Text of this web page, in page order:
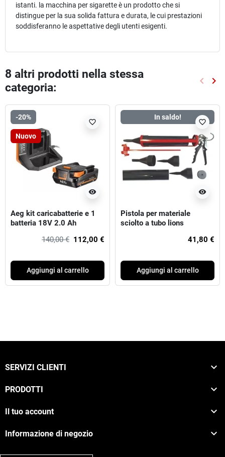
istanti. la macchina per sigarette è un prodotto che si
distingue per la sua solida fattura e durata, le cui prestazioni
soddisferanno le aspettative degli utenti esigenti.
8 altri prodotti nella stessa
categoria:
keyboard_arrow_left keyboard_arrow_right
-20%
Nuovo
visibility
favorite_border
Aeg kit caricabatterie e 1
batteria 18V 2.0 Ah
140,00 € 112,00 €
Aggiungi al carrello
In saldo!
visibility
favorite_border
Pistola per materiale
sciolto a tubo lions
41,80 €
Aggiungi al carrello
SERVIZI CLIENTI 
PRODOTTI 
Il tuo account 
Informazione di negozio 